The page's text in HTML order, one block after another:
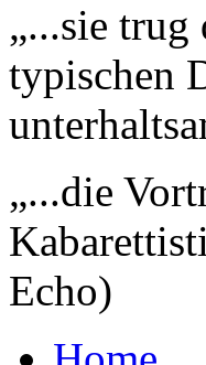
„...sie
typischen
„...die
Echo)